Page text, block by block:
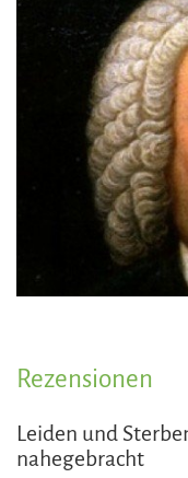
Rezensionen
Leiden und
nahegebracht